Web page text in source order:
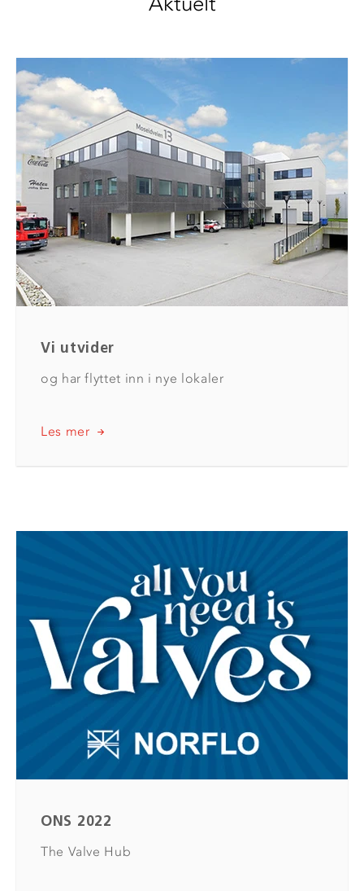
Vi utvider
og har flyttet inn i nye lokaler
Les mer
ONS 2022
The Valve Hub